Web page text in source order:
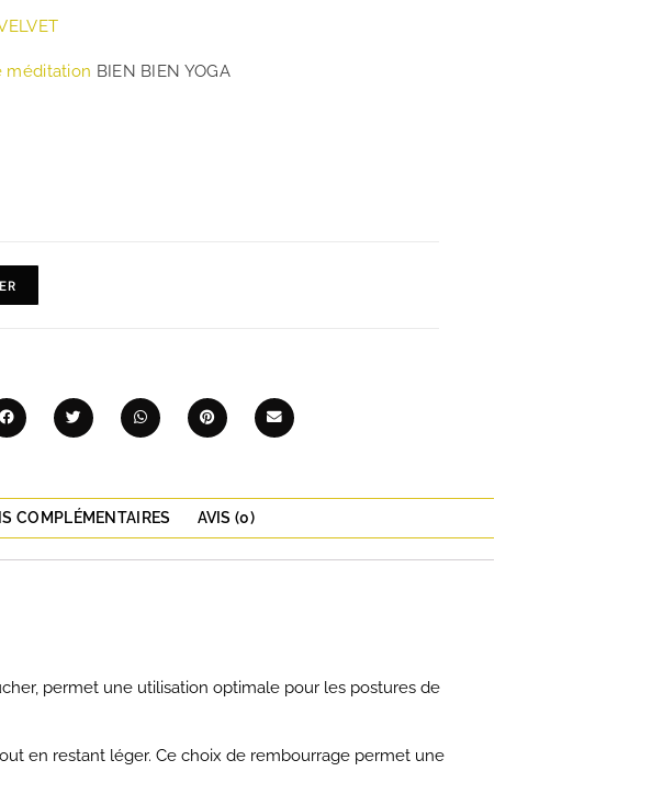
méditation BIEN BIEN YOGA
COMPLÉMENTAIRES AVIS (0)
permet une utilisation optimale pour les postures de
en restant léger. Ce choix de rembourrage permet une